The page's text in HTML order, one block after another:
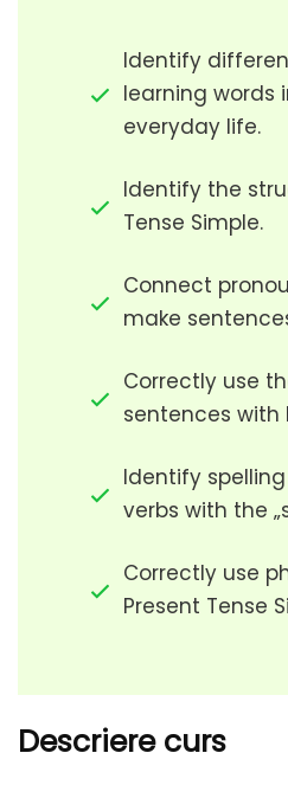
Identify
learning words
everyday life.
Identify the
Tense Simple.
Connect
make
Correctly use
sentences
Identify
verbs with the
Correctly use
Present Tense
Descriere curs